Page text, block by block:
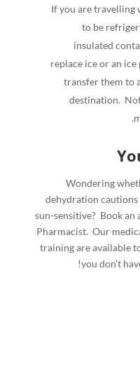
If you are travelling
to be
insulated
replace ice or an
transfer them to
destination.
Wondering
dehydration
sun-sensitive? Book an
Pharmacist. Our
training are available
you don’t